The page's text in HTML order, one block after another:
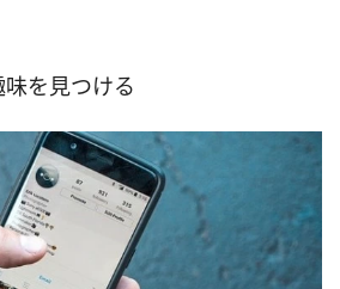
味を見つける